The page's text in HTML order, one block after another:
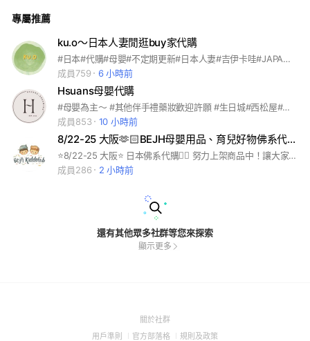
專屬推薦
ku.o～日本人妻閒逛buy家代購
#日本#代購#母嬰#不定期更新#日本人妻#吉伊卡哇#JAPAN#許願池#寶寶#童裝
成員759
6 小時前
Hsuans母嬰代購
#母嬰為主～ #其他伴手禮藥妝歡迎許願 #生日城#西松屋#阿卡醬#petitmain 等連線 #不定期親飛日、韓、港代購🫶🏻 #代購商品採匯款制，711賣貨便取貨
成員853
10 小時前
8/22-25 大阪🫶🏻BEJH母嬰用品、育兒好物佛系代購團購
⭐️8/22-25 大阪⭐️ 日本佛系代購🏃‍♀️ 努力上架商品中！讓大家輕鬆逛逛逛！ 生日城、西松屋、阿卡醬、3coins、藥妝、大創、Breeze、Markey’s⋯⋯ 歡迎自行找圖片詢問喲❤️🎉🎉 📮取貨方式 7-11賣貨便運費$38 #代購 #母嬰用品 #阿卡將 #西松屋 #生日城 #3COINS #UNIQLO
成員286
2 小時前
還有其他眾多社群等您來探索
顯示更多
關於社群(Open
用戶準則 (Open
官方部落格 (Open
規則及政策(Open